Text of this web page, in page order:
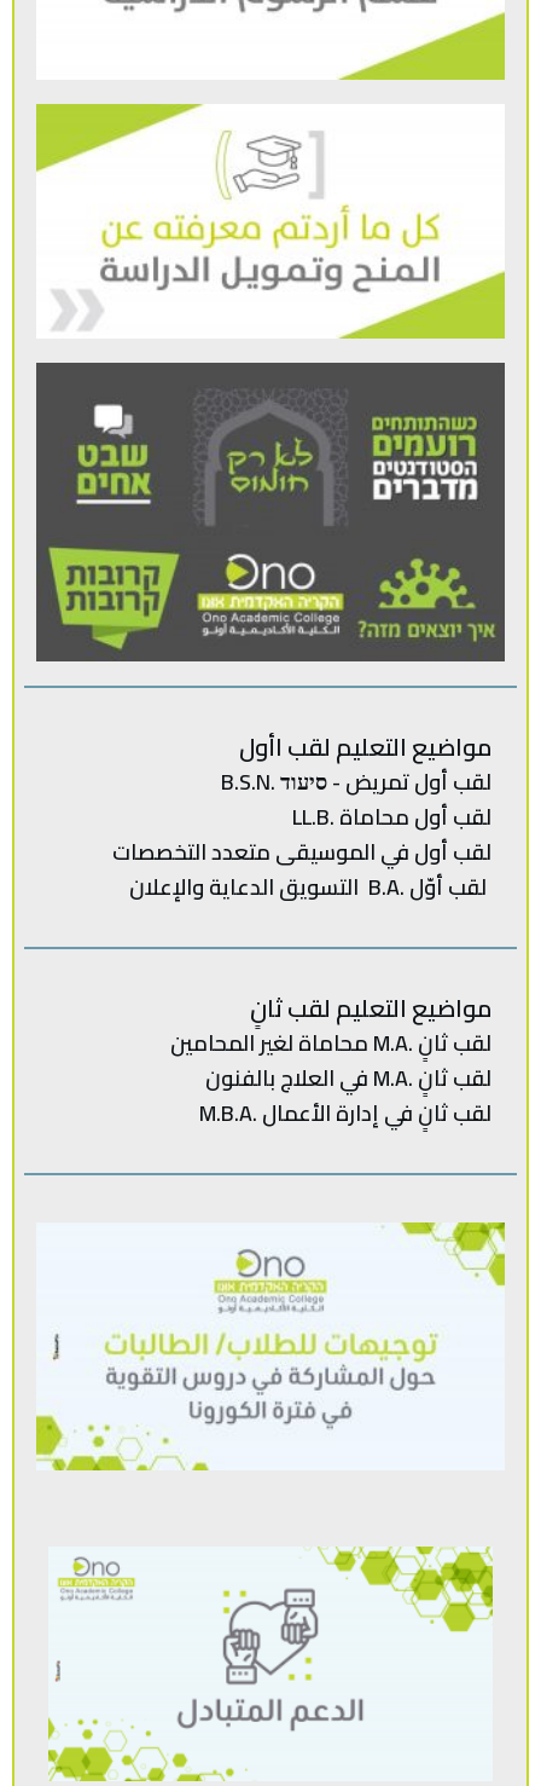
مواضيع التعليم لقب اأول
لقب أول تمريض - סיעוד .B.S.N
لقب أول محاماة .LL.B
لقب‭ ‬أول في‭ ‬الموسيقى‭ ‬متعدد‭ ‬
التخصصات‭
لقب‭ ‬أوّل .‭ ‬B.Aالتسويق‭ ‬الدعاية‭ ‬والإعلان
مواضيع التعليم لقب ثانٍ
لقب‭ ‬ثانٍ .‭ ‬M.Aمحاماة‭ ‬لغير‭ ‬المحامين
لقب ثانٍ .M.A في العلاج بالفنون
لقب‭ ‬ثانٍ‭ ‬في‭ ‬إدارة‭ ‬الأعمال .‭ M.B.A